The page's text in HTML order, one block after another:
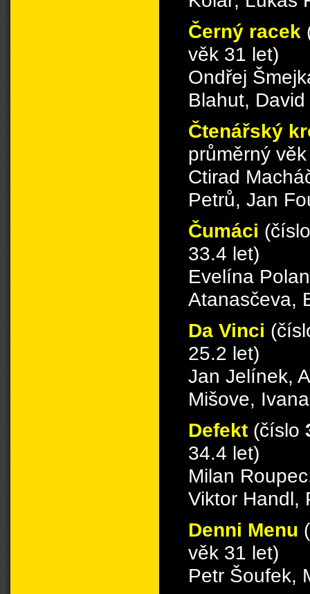
Černý racek
věk 31 let)
Ondřej
Blahut,
Čtenářský
průměrný
Ctirad
Petrů, Jan
Čumáci
33.4 let)
Evelína
Atanasčeva,
Da Vinci
25.2 let)
Jan Jelínek,
Mišove,
Defekt (číslo
34.4 let)
Milan
Viktor Handl,
Denni Menu
věk 31 let)
Petr Šoufek,